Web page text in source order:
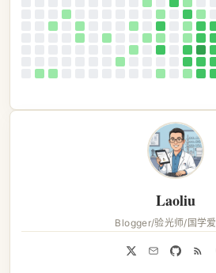
Laoliu
Blogger/验光师/国学